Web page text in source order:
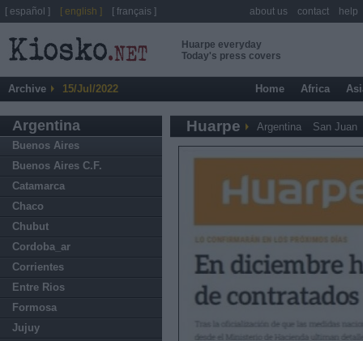
Huarpe everyday
Today's press covers
Archive 15/Jul/2022 Home Africa
Argentina
Buenos Aires
Buenos Aires C.F.
Catamarca
Chaco
Chubut
Cordoba_ar
Corrientes
Entre Rios
Formosa
Jujuy
Huarpe Argentina San Juan
[ español ] [ english ] [ français ] about us contact help